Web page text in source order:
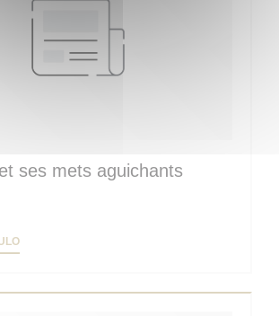
ses mets aguichants
((ABRE EN UNA NUEVA VENTANA))